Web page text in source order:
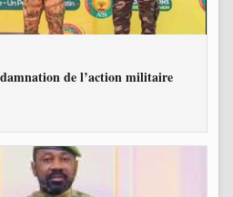
de l’action militaire